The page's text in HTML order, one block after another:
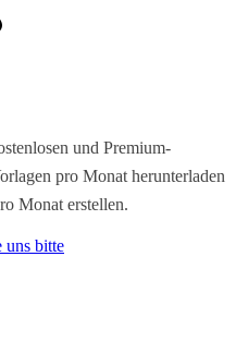
und Premium-
pro Monat herunterladen
Monat erstellen.
uns bitte